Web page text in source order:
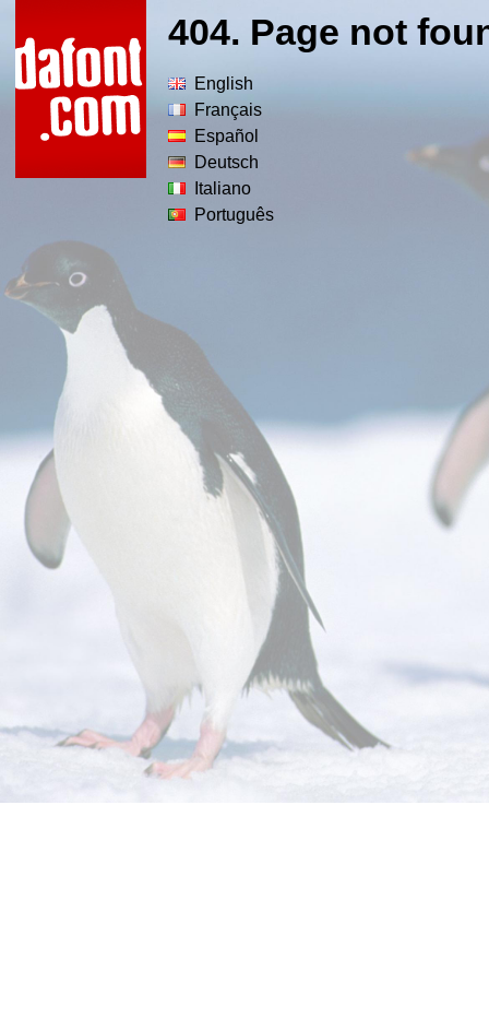
404. Page not
English
Français
Español
Deutsch
Italiano
Português